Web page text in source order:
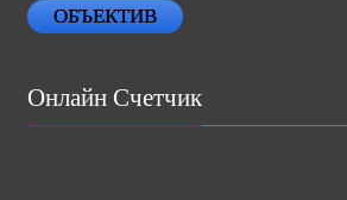
ОБЪЕКТИВ
Онлайн Счетчик